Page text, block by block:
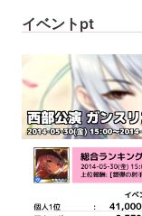
イベントpt